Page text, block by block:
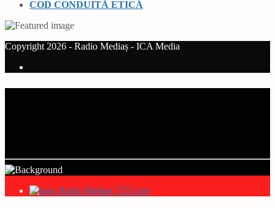
COD CONDUITĂ ETICĂ
Copyright 2026 - Radio Mediaș - ICA Media
Radio Mediaș 725 Live